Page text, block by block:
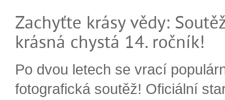
Zachyťte krásy vědy:
krásná chystá 14. ročník!
Po dvou letech se vrací
fotografická soutěž! Oficiální